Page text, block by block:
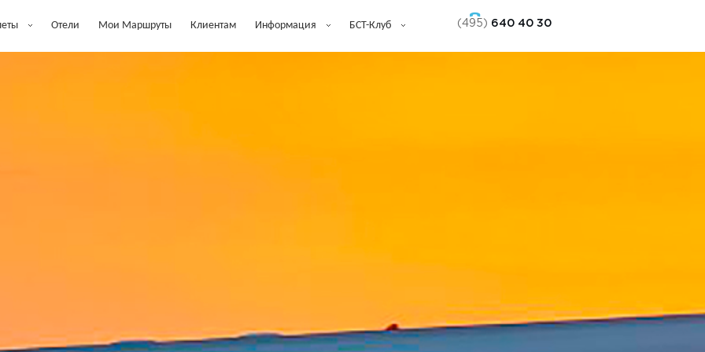
Отели Мои Маршруты Клиентам Информация БСТ-Клуб (495) 640 40 30